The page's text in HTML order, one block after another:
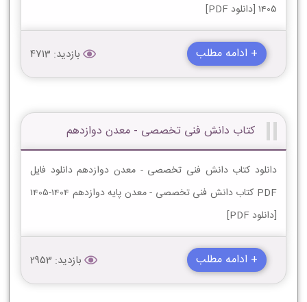
1405 [دانلود PDF]
+ ادامه مطلب بازدید: 4713
کتاب دانش فنی تخصصی - معدن دوازدهم
دانلود کتاب دانش فنی تخصصی - معدن دوازدهم دانلود فایل
PDF کتاب دانش فنی تخصصی - معدن پایه دوازدهم 1404-1405
[دانلود PDF]
+ ادامه مطلب بازدید: 2953